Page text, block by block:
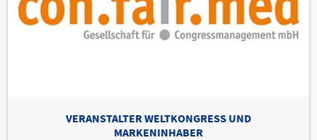
VERANSTALTER WELTKONGRESS UND
MARKENINHABER